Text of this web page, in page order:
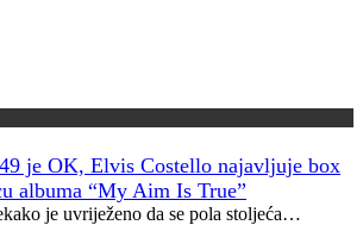
je OK, Elvis Costello najavljuje box
albuma “My Aim Is True”
je uvriježeno da se pola stoljeća…